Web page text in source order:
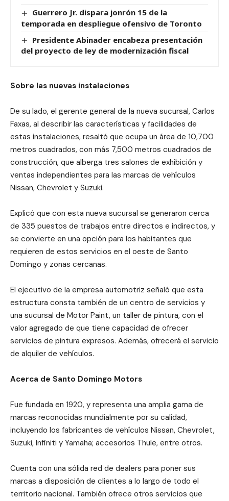
Guerrero Jr. dispara jonrón 15 de la
temporada en despliegue ofensivo de Toronto
Presidente Abinader encabeza presentación
del proyecto de ley de modernización fiscal
Sobre las nuevas instalaciones
De su lado, el gerente general de la nueva sucursal, Carlos
Faxas, al describir las características y facilidades de
estas instalaciones, resaltó que ocupa un área de 10,700
metros cuadrados, con más 7,500 metros cuadrados de
construcción, que alberga tres salones de exhibición y
ventas independientes para las marcas de vehículos
Nissan, Chevrolet y Suzuki.
Explicó que con esta nueva sucursal se generaron cerca
de 335 puestos de trabajos entre directos e indirectos, y
se convierte en una opción para los habitantes que
requieren de estos servicios en el oeste de Santo
Domingo y zonas cercanas.
El ejecutivo de la empresa automotriz señaló que esta
estructura consta también de un centro de servicios y
una sucursal de Motor Paint, un taller de pintura, con el
valor agregado de que tiene capacidad de ofrecer
servicios de pintura expresos. Además, ofrecerá el servicio
de alquiler de vehículos.
Acerca de Santo Domingo Motors
Fue fundada en 1920, y representa una amplia gama de
marcas reconocidas mundialmente por su calidad,
incluyendo los fabricantes de vehículos Nissan, Chevrolet,
Suzuki, Infiniti y Yamaha; accesorios Thule, entre otros.
Cuenta con una sólida red de dealers para poner sus
marcas a disposición de clientes a lo largo de todo el
territorio nacional. También ofrece otros servicios que